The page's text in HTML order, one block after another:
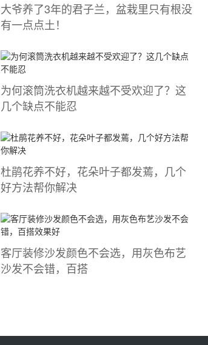
大爷养了3年的君子兰，盆栽里只有根没
有一点点土！
为何滚筒洗衣机越来越不受欢迎了？这
几个缺点不能忍
杜鹃花养不好，花朵叶子都发蔫，几个
好方法帮你解决
客厅装修沙发颜色不会选，用灰色布艺
沙发不会错，百搭